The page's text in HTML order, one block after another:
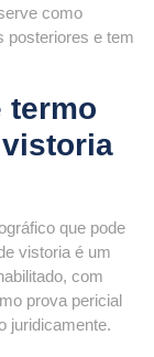
como
posteriores e tem
termo
que pode
vistoria é um
com
prova pericial
juridicamente.